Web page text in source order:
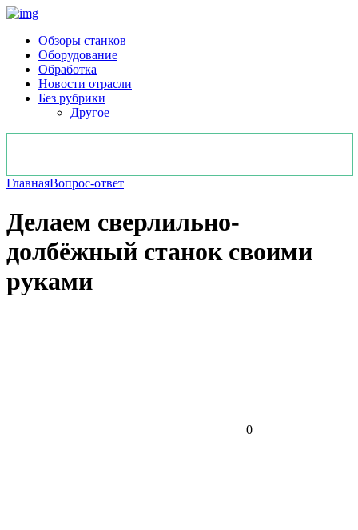
Обзоры станков
Оборудование
Обработка
Новости отрасли
Без рубрики
Другое
ГлавнаяВопрос-ответ
Делаем сверлильно-
долбёжный станок своими
руками
0